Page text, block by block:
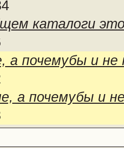
каталоги
а почемубы и
а почемубы и